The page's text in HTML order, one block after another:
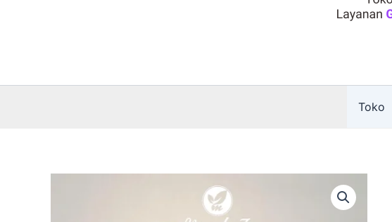
Toko